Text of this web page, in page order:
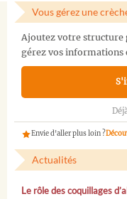
Vous gérez une
Ajoutez votre structure
gérez vos informations
Envie d'aller plus loin ?
Actualités
Le rôle des coquillages